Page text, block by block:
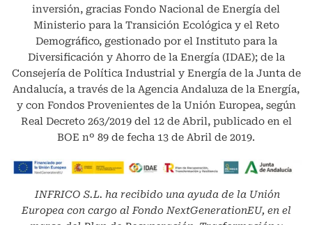
inversión, gracias Fondo Nacional de Energía del
Ministerio para la Transición Ecológica y el Reto
Demográfico, gestionado por el Instituto para la
Diversificación y Ahorro de la Energía (IDAE); de la
Consejería de Política Industrial y Energía de la Junta de
Andalucía, a través de la Agencia Andaluza de la Energía,
y con Fondos Provenientes de la Unión Europea, según
Real Decreto 263/2019 del 12 de Abril, publicado en el
BOE nº 89 de fecha 13 de Abril de 2019.
INFRICO S.L. ha recibido una ayuda de la Unión
Europea con cargo al Fondo NextGenerationEU, en el